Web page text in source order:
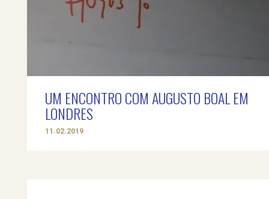
UM ENCONTRO COM AUGUSTO BOAL EM
LONDRES
11.02.2019